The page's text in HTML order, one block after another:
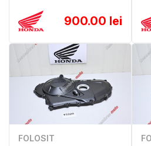
900.00 lei
FOLOSIT